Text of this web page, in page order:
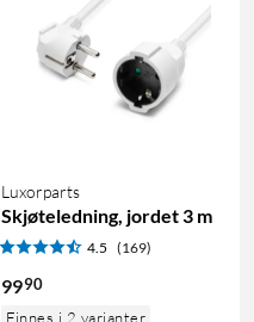
Luxorparts
Skjøteledning, jordet 3 m
4.5 (169)
9990
Finnes i 2 varianter